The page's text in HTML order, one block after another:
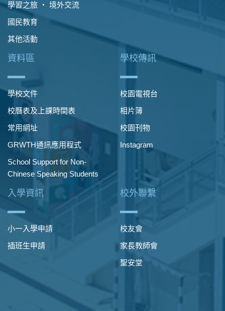
學習之旅 ‧ 境外交流
國民教育
其他活動
資料區
學校文件
校曆表及上課時間表
常用網址
GRWTH通訊應用程式
School Support for Non-
Chinese Speaking Students
學校傳訊
校園電視台
相片簿
校園刊物
Instagram
入學資訊
小一入學申請
插班生申請
校外聯繫
校友會
家長教師會
聖安堂